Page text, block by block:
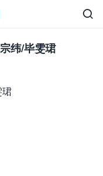

纬/毕雯珺
珺